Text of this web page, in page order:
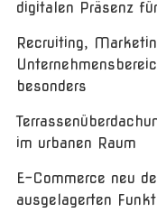
digitalen Präsenz
Recruiting,
besonders
im urbanen Raum
E-Commerce neu
ausgelagerten